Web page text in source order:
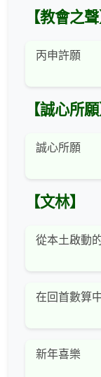
【教會之聲
丙申許願
【誠心所願
誠心所願
【文林】
從本土啟動
在回首數算
新年喜樂